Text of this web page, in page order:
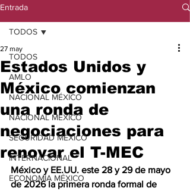
Entrada
TODOS
AMLO
NACIONAL MÉXICO
NACIONAL MÉXICO
SEGURIDAD MÉXICO
INTERNACIONAL
ECONOMÍA MÉXICO
TODOS
Estados Unidos y
México comienzan
una ronda de
negociaciones para
renovar el T-MEC
27 may
México y EE.UU. este 28 y 29 de mayo
de 2026 la primera ronda formal de